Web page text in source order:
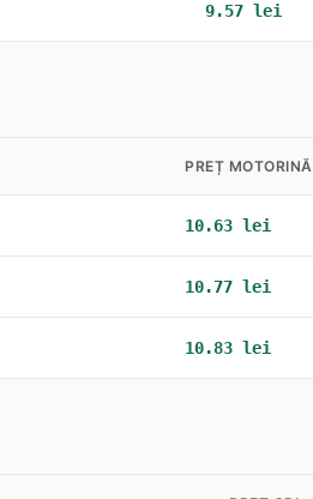
9.57 lei
PREȚ MOTORINĂ
10.63 lei
10.77 lei
10.83 lei